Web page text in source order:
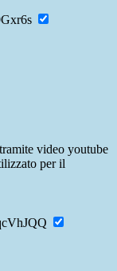
video youtube
per il